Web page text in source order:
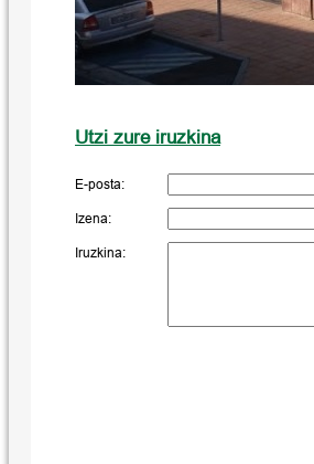
Utzi zure iruzkina
E-posta:
Izena:
Iruzkina: